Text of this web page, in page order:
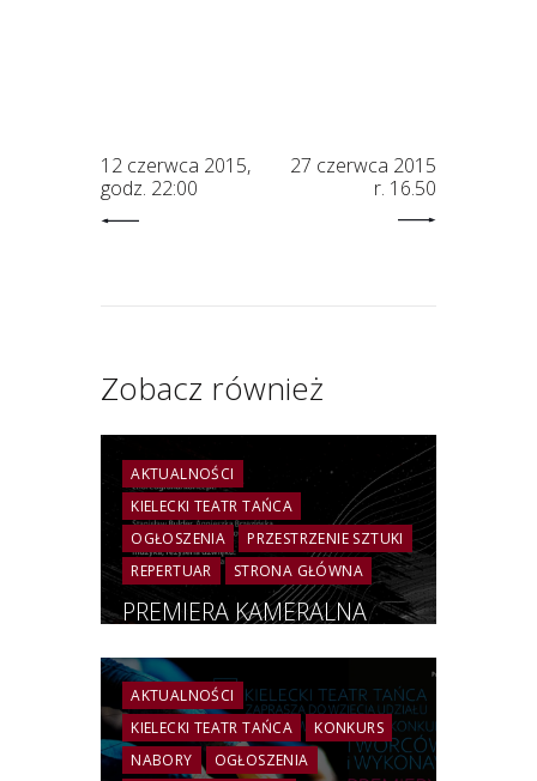
12 czerwca 2015,
godz. 22:00
27 czerwca 2015
r. 16.50
Zobacz również
AKTUALNOŚCI
KIELECKI TEATR TAŃCA
OGŁOSZENIA
PRZESTRZENIE SZTUKI
REPERTUAR
STRONA GŁÓWNA
PREMIERA KAMERALNA
17.11.2022r., godz.19.00 |
MAŁA SCENA KTT |
PRZESTRZENIE SZTUKI
KIELCE
AKTUALNOŚCI
KIELECKI TEATR TAŃCA
KONKURS
NABORY
OGŁOSZENIA